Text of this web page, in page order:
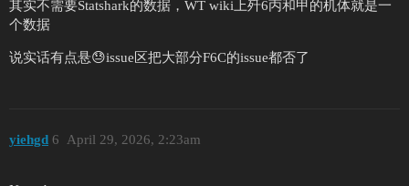
其实不需要Statshark的数据，WT wiki上歼6丙和甲的机体就是一
个数据
说实话有点悬😓issue区把大部分F6C的issue都否了
yiehgd April 29, 2026, 2:23am
6